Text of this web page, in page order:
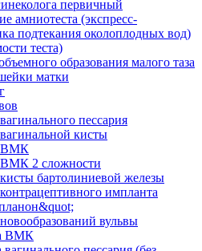
первичный
амниотеста (экспресс-
подтекания околоплодных вод)
теста)
образования малого таза
матки
пессария
кисты
ВМК
ВМК 2 сложности
бартолиниевой железы
импланта
вульвы
ВМК